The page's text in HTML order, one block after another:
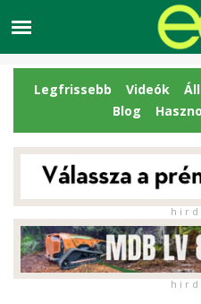
Legfrissebb Videók
Blog
h i r d
h i r d